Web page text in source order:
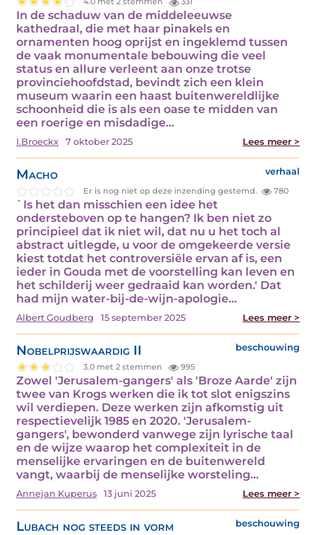
In de schaduw van de middeleeuwse
kathedraal, die met haar pinakels en
ornamenten hoog oprijst en ingeklemd tussen
de vaak monumentale bebouwing die veel
status en allure verleent aan onze trotse
provinciehoofdstad, bevindt zich een klein
museum waarin een haast buitenwereldlijke
schoonheid die is als een oase te midden van
een roerige en misdadige…
I.Broeckx 7 oktober 2025 Lees meer >
Macho verhaal
Er is nog niet op deze inzending gestemd. 780
`Is het dan misschien een idee het
ondersteboven op te hangen? Ik ben niet zo
principieel dat ik niet wil, dat nu u het toch al
abstract uitlegde, u voor de omgekeerde versie
kiest totdat het controversiële ervan af is, een
ieder in Gouda met de voorstelling kan leven en
het schilderij weer gedraaid kan worden.' Dat
had mijn water-bij-de-wijn-apologie…
Albert Goudberg 15 september 2025 Lees meer >
Nobelprijswaardig II beschouwing
3.0 met 2 stemmen 995
Zowel 'Jerusalem-gangers' als 'Broze Aarde' zijn
twee van Krogs werken die ik tot slot enigszins
wil verdiepen. Deze werken zijn afkomstig uit
respectievelijk 1985 en 2020. 'Jerusalem-
gangers', bewonderd vanwege zijn lyrische taal
en de wijze waarop het complexiteit in de
menselijke ervaringen en de buitenwereld
vangt, waarbij de menselijke worsteling…
Annejan Kuperus 13 juni 2025 Lees meer >
Lubach nog steeds in vorm beschouwing